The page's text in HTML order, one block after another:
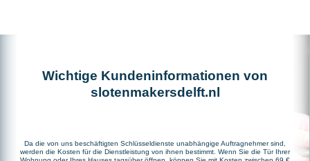
Wichtige Kundeninformationen von
slotenmakersdelft.nl
Da die von uns beschäftigten Schlüsseldienste unabhängige Auftragnehmer sind,
werden die Kosten für die Dienstleistung von ihnen bestimmt. Wenn Sie die Tür Ihrer